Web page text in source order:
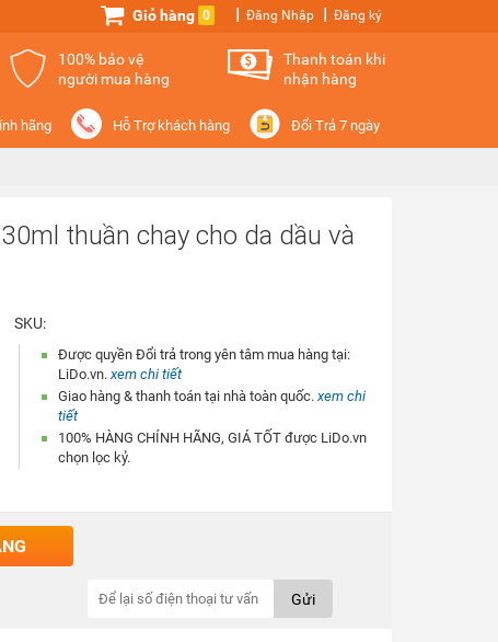
Đăng ký
Đăng Nhập
Giỏ hàng 0
100% bảo vệ
người mua hàng
Thanh toán khi
nhận hàng
Đổi Trả 7 ngày
Hỗ Trợ khách hàng
hãng
thuần chay cho da dầu và
SKU:
Được quyền Đổi trả trong yên tâm mua hàng tại:
LiDo.vn. xem chi tiết
Giao hàng & thanh toán tại nhà toàn quốc. xem chi
tiết
100% HÀNG CHÍNH HÃNG, GIÁ TỐT được LiDo.vn
chọn lọc kỷ.
Gửi